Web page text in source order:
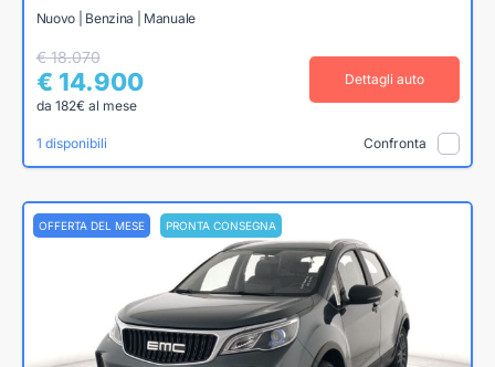
Nuovo | Benzina | Manuale
€ 18.070
€ 14.900
da 182€ al mese
Dettagli auto
1 disponibili Confronta
OFFERTA DEL MESE PRONTA CONSEGNA